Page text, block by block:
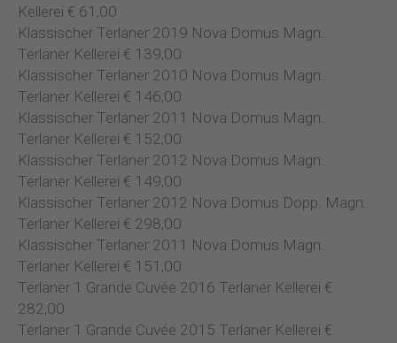
Kellerei € 61,00
Klassischer Terlaner 2019 Nova Domus Magn.
Terlaner Kellerei € 139,00
Klassischer Terlaner 2010 Nova Domus Magn.
Terlaner Kellerei € 146,00
Klassischer Terlaner 2011 Nova Domus Magn.
Terlaner Kellerei € 152,00
Klassischer Terlaner 2012 Nova Domus Magn.
Terlaner Kellerei € 149,00
Klassischer Terlaner 2012 Nova Domus Dopp. Magn.
Terlaner Kellerei € 298,00
Klassischer Terlaner 2011 Nova Domus Magn.
Terlaner Kellerei € 151,00
Terlaner 1 Grande Cuvée 2016 Terlaner Kellerei €
282,00
Terlaner 1 Grande Cuvée 2015 Terlaner Kellerei €